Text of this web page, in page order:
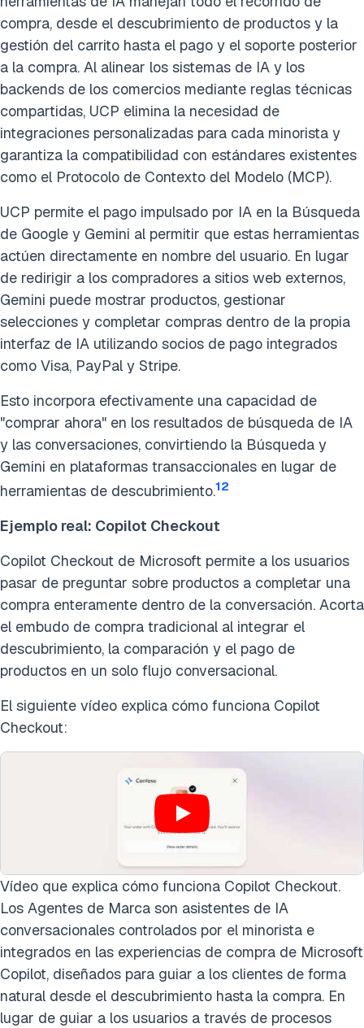
compra, desde el descubrimiento de productos y la
gestión del carrito hasta el pago y el soporte posterior
a la compra. Al alinear los sistemas de IA y los
backends de los comercios mediante reglas técnicas
compartidas, UCP elimina la necesidad de
integraciones personalizadas para cada minorista y
garantiza la compatibilidad con estándares existentes
como el Protocolo de Contexto del Modelo (MCP).
UCP permite el pago impulsado por IA en la Búsqueda
de Google y Gemini al permitir que estas herramientas
actúen directamente en nombre del usuario. En lugar
de redirigir a los compradores a sitios web externos,
Gemini puede mostrar productos, gestionar
selecciones y completar compras dentro de la propia
interfaz de IA utilizando socios de pago integrados
como Visa, PayPal y Stripe.
Esto incorpora efectivamente una capacidad de
"comprar ahora" en los resultados de búsqueda de IA
y las conversaciones, convirtiendo la Búsqueda y
Gemini en plataformas transaccionales en lugar de
herramientas de descubrimiento.12
Ejemplo real: Copilot Checkout
Copilot Checkout de Microsoft permite a los usuarios
pasar de preguntar sobre productos a completar una
compra enteramente dentro de la conversación. Acorta
el embudo de compra tradicional al integrar el
descubrimiento, la comparación y el pago de
productos en un solo flujo conversacional.
El siguiente vídeo explica cómo funciona Copilot
Checkout:
Vídeo que explica cómo funciona Copilot Checkout.
Los Agentes de Marca son asistentes de IA
conversacionales controlados por el minorista e
integrados en las experiencias de compra de Microsoft
Copilot, diseñados para guiar a los clientes de forma
natural desde el descubrimiento hasta la compra. En
lugar de guiar a los usuarios a través de procesos